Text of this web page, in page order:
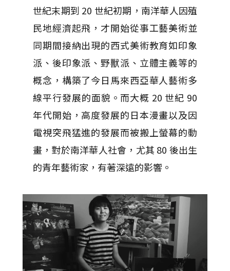
世紀末期到 20 世紀初期，南洋華人因殖
民地經濟起飛，才開始從事工藝美術並
同期間接納出現的西式美術教育如印象
派、後印象派、野獸派、立體主義等的
概念，構築了今日馬來西亞華人藝術多
線平行發展的面貌。而大概 20 世紀 90
年代開始，高度發展的日本漫畫以及因
電視突飛猛進的發展而被搬上螢幕的動
畫，對於南洋華人社會，尤其 80 後出生
的青年藝術家，有著深遠的影響。